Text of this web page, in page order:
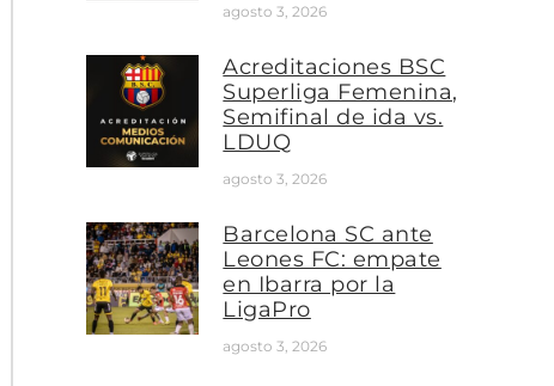
agosto 3, 2026
Acreditaciones BSC
Superliga Femenina,
Semifinal de ida vs.
LDUQ
agosto 3, 2026
Barcelona SC ante
Leones FC: empate
en Ibarra por la
LigaPro
agosto 3, 2026